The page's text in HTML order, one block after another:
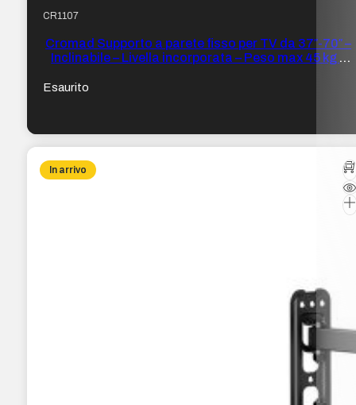
CR1107
Cromad Supporto a parete fisso per TV da 37″-70″ –
Inclinabile – Livella incorporata – Peso max 45 kg –
Esaurito
In arrivo